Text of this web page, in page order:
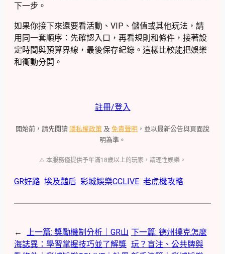
下一步。
如果你接下來還要看活動、VIP、儲值或其他玩法，請
用同一套順序：先確認入口，再看規則和條件，接著設
定時間與預算界線，最後保存紀錄。這樣比較能把娛樂
和衝動分開。
註冊/登入
開始前，請先閱讀 隱私權政策 及 免責聲明 ，並以最新公告與頁面說
明為準。
⚠️ 本服務僅提供予年滿18歲以上的玩家，請理性娛樂。
GR好路 埃及豔后 彩城娛樂CCLIVE 老虎機攻略
← 上一篇: 獎勵機制分析｜GR山
海誌異：學習掌握技巧並了解獎
下一篇: 德州撲克怎麼
玩？盲注、公共牌與